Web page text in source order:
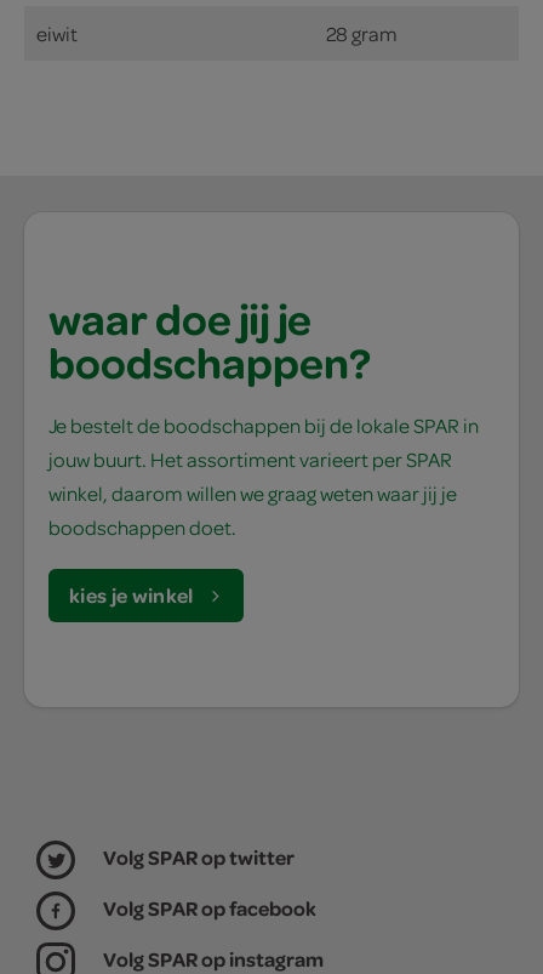
eiwit 28 gram
waar doe jij je
boodschappen?
Je bestelt de boodschappen bij de lokale SPAR in
jouw buurt. Het assortiment varieert per SPAR
winkel, daarom willen we graag weten waar jij je
boodschappen doet.
kies je winkel
Volg SPAR op twitter
Volg SPAR op facebook
Volg SPAR op instagram